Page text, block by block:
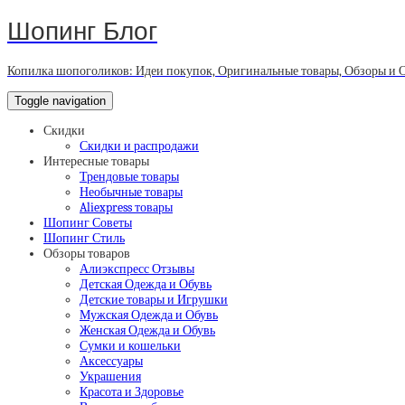
Шопинг Блог
Копилка шопоголиков: Идеи покупок, Оригинальные товары, Обзоры и
Toggle navigation
Скидки
Скидки и распродажи
Интересные товары
Трендовые товары
Необычные товары
Aliexpress товары
Шопинг Советы
Шопинг Стиль
Обзоры товаров
Алиэкспресс Отзывы
Детская Одежда и Обувь
Детские товары и Игрушки
Мужская Одежда и Обувь
Женская Одежда и Обувь
Сумки и кошельки
Аксессуары
Украшения
Красота и Здоровье